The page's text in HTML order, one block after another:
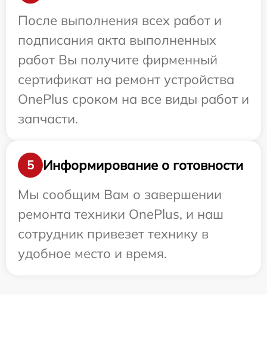
После выполнения всех работ и
подписания акта выполненных
работ Вы получите фирменный
сертификат на ремонт устройства
OnePlus сроком на все виды работ и
запчасти.
5
Информирование о готовности
Мы сообщим Вам о завершении
ремонта техники OnePlus, и наш
сотрудник привезет технику в
удобное место и время.